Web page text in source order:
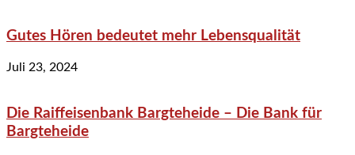
Gutes Hören bedeutet mehr Lebensqualität
Juli 23, 2024
Die Raiffeisenbank Bargteheide – Die Bank für
Bargteheide